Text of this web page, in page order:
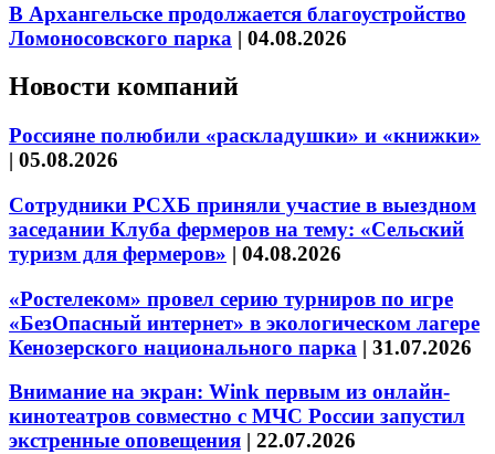
В Архангельске продолжается благоустройство
Ломоносовского парка | 04.08.2026
Новости компаний
Россияне полюбили «раскладушки» и «книжки»
| 05.08.2026
Сотрудники РСХБ приняли участие в выездном
заседании Клуба фермеров на тему: «Сельский
туризм для фермеров» | 04.08.2026
«Ростелеком» провел серию турниров по игре
«БезОпасный интернет» в экологическом лагере
Кенозерского национального парка | 31.07.2026
Внимание на экран: Wink первым из онлайн-
кинотеатров совместно с МЧС России запустил
экстренные оповещения | 22.07.2026